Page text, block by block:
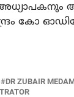
കോ
DR ZUBAIR